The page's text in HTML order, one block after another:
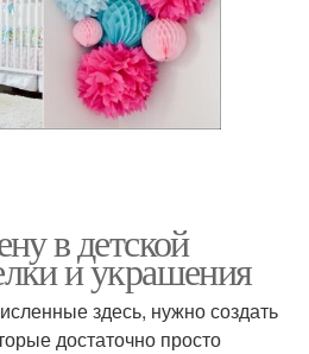
в детской
и украшения
здесь, нужно создать
достаточно просто